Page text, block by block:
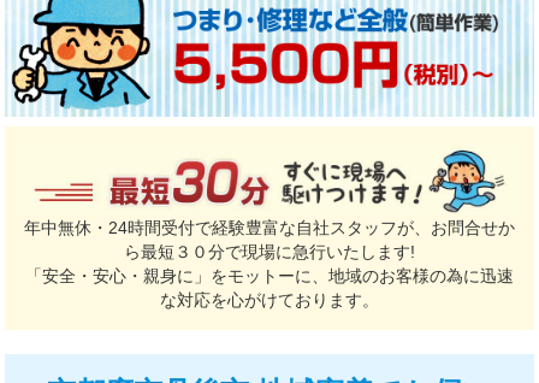
年中無休・24時間受付で経験豊富な自社スタッフが、お問合せか
ら最短３０分で現場に急行いたします!
「安全・安心・親身に」をモットーに、地域のお客様の為に迅速
な対応を心がけております。